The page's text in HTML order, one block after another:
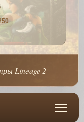
Lineage 2